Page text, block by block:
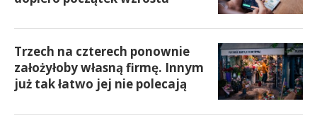
Trzech na czterech ponownie
założyłoby własną firmę. Innym
już tak łatwo jej nie polecają